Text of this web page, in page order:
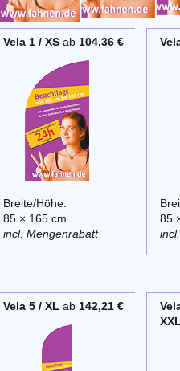
ab 104,36 €
Vela 1 / XS
Breite/Höhe:
85 × 165 cm
incl. Mengenrabatt
85
ab 142,21 €
Vela 5 / XL